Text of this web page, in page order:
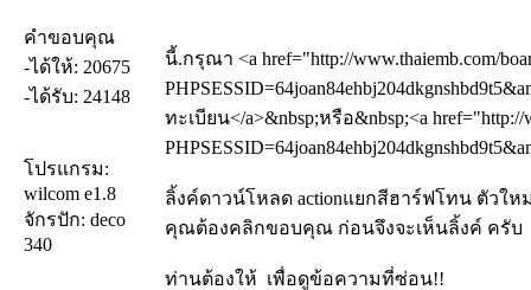
คำขอบคุณ
-ได้ให้: 20675
-ได้รับ: 24148
โปรแกรม:
wilcom e1.8
จักรปัก: deco
340
นี้.กรุณา <a href="http://www.thaiemb.com/
ทะเบียน</a>&nbsp;หรือ&nbsp;<a href="http://
ลิ้งค์ดาวน์โหลด actionแยกสีฮาร์ฟโทน ตัวให
คุณต้องคลิกขอบคุณ ก่อนจึงจะเห็นลิ้งค์ ครับ
ท่านต้องให้ เพื่อดูข้อความที่ซ่อน!!